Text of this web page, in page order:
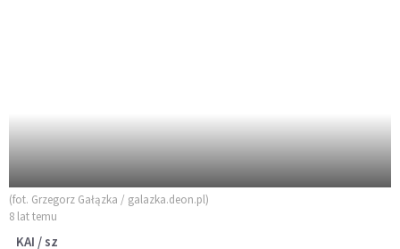
(fot. Grzegorz Gałązka / galazka.deon.pl)
8 lat temu
KAI / sz